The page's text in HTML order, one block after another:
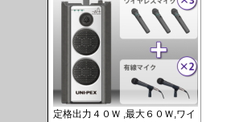
定格出力４０Ｗ ,最大６０Ｗ,ワイ